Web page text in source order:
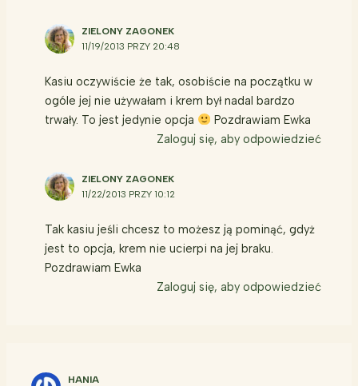
ZIELONY ZAGONEK
11/19/2013 PRZY 20:48
Kasiu oczywiście że tak, osobiście na początku w
ogóle jej nie używałam i krem był nadal bardzo
trwały. To jest jedynie opcja
Pozdrawiam Ewka
Zaloguj się, aby odpowiedzieć
ZIELONY ZAGONEK
11/22/2013 PRZY 10:12
Tak kasiu jeśli chcesz to możesz ją pominąć, gdyż
jest to opcja, krem nie ucierpi na jej braku.
Pozdrawiam Ewka
Zaloguj się, aby odpowiedzieć
HANIA